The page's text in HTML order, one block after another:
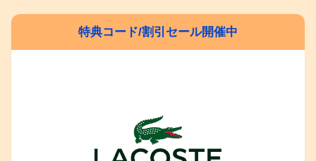
特典コード/割引セール開催中